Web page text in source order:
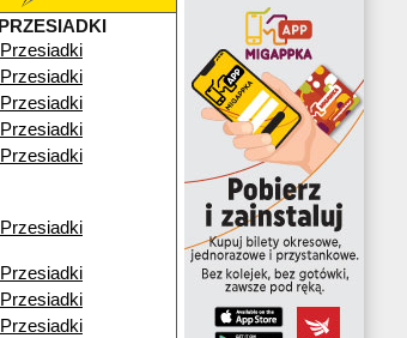
PRZESIADKI
Przesiadki
Przesiadki
Przesiadki
Przesiadki
Przesiadki
Przesiadki
Przesiadki
Przesiadki
Przesiadki